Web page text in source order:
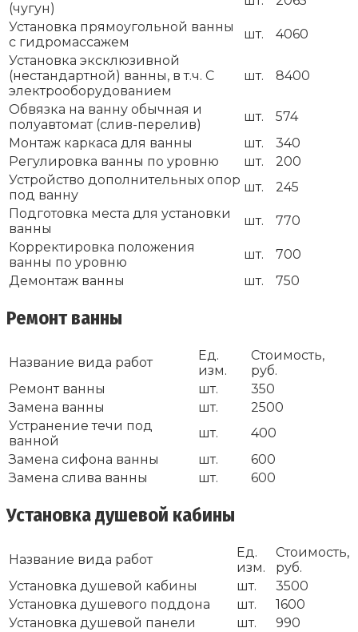
(чугун)
Установка прямоугольной ванны
с гидромассажем
шт.
4060
Установка эксклюзивной
(нестандартной) ванны, в т.ч. С
электрооборудованием
шт. 8400
Обвязка на ванну обычная и
полуавтомат (слив-перелив)
шт.
574
Монтаж каркаса для ванны
шт.
340
Регулировка ванны по уровню
шт.
200
Устройство дополнительных опор
под ванну
шт.
245
Подготовка места для установки
ванны
шт.
770
Корректировка положения
ванны по уровню
шт.
700
Демонтаж ванны
шт. 750
Ремонт ванны
Название вида работ
Ед.
изм.
Стоимость,
руб.
Ремонт ванны
шт.
350
Замена ванны
шт.
2500
Устранение течи под
ванной
шт.
400
Замена сифона ванны
шт.
600
Замена слива ванны
шт. 600
Установка душевой кабины
Название вида работ
Ед.
изм.
Стоимость,
руб.
Установка душевой кабины
шт.
3500
Установка душевого поддона
шт.
1600
Установка душевой панели
шт.
990